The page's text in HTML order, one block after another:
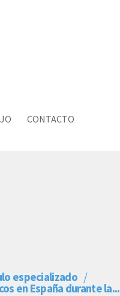
CONTACTO
especializado
en España durante la...